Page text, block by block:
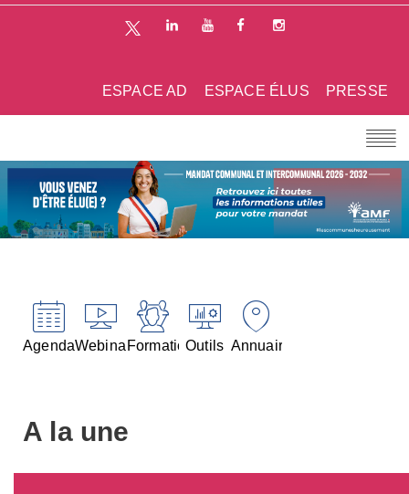
PRESSE
ESPACE ÉLUS
ESPACE AD
AgendaWebinairesFormationsOutils Annuaires
A la une